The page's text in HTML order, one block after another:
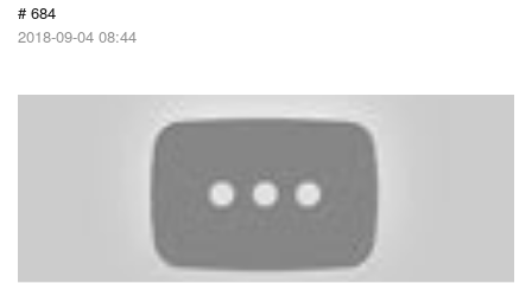
# 684
2018-09-04 08:44